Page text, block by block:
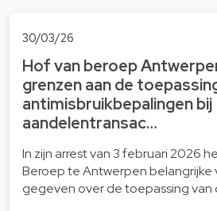
30/03/26
Hof van beroep
grenzen aan de
antimisbruikbepalingen bij
aandelentransac…
In zijn arrest van 3 februari 2026
Beroep te Antwerpen belangrijke
gegeven over de toepassing van